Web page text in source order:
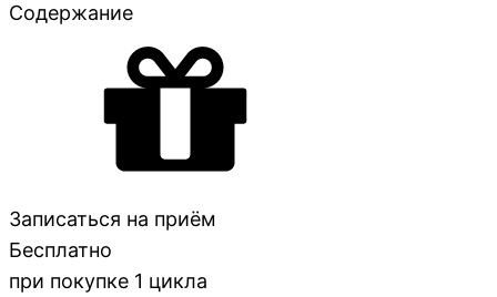
Содержание
Записаться на приём
Бесплатно
при покупке 1 цикла